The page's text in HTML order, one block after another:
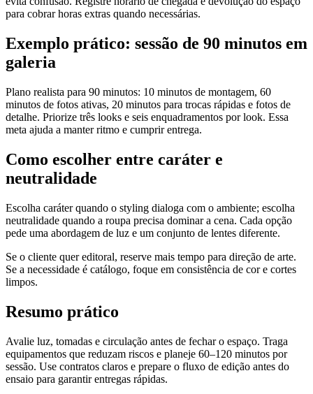
para cobrar horas extras quando necessárias.
Exemplo prático: sessão de 90 minutos em
galeria
Plano realista para 90 minutos: 10 minutos de montagem, 60
minutos de fotos ativas, 20 minutos para trocas rápidas e fotos de
detalhe. Priorize três looks e seis enquadramentos por look. Essa
meta ajuda a manter ritmo e cumprir entrega.
Como escolher entre caráter e
neutralidade
Escolha caráter quando o styling dialoga com o ambiente; escolha
neutralidade quando a roupa precisa dominar a cena. Cada opção
pede uma abordagem de luz e um conjunto de lentes diferente.
Se o cliente quer editoral, reserve mais tempo para direção de arte.
Se a necessidade é catálogo, foque em consistência de cor e cortes
limpos.
Resumo prático
Avalie luz, tomadas e circulação antes de fechar o espaço. Traga
equipamentos que reduzam riscos e planeje 60–120 minutos por
sessão. Use contratos claros e prepare o fluxo de edição antes do
ensaio para garantir entregas rápidas.